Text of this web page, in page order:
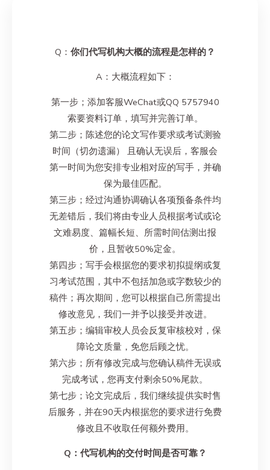
Q： 你们代写机构大概的流程是怎样的？
A：大概流程如下：
第一步；添加客服WeChat或QQ 5757940
索要资料订单，填写并完善订单。
第二步；陈述您的论文写作要求或考试测验
时间（切勿遗漏） 且确认无误后，客服会
第一时间为您安排专业相对应的写手，并确
保为最佳匹配。
第三步；经过沟通协调确认各项预备条件均
无差错后，我们将由专业人员根据考试或论
文难易度、篇幅长短、所需时间估测出报
价，且暂收50%定金。
第四步；写手会根据您的要求初拟提纲或复
习考试范围，其中不包括加急或字数较少的
稿件；再次期间，您可以根据自己所需提出
修改意见，我们一并予以接受并改进。
第五步；编辑审校人员会反复审核校对，保
障论文质量，免您后顾之忧。
第六步；所有修改完成与您确认稿件无误或
完成考试，您再支付剩余50%尾款。
第七步；论文完成后，我们继续提供实时售
后服务，并在90天内根据您的要求进行免费
修改且不收取任何额外费用。
Q：代写机构的交付时间是否可靠？